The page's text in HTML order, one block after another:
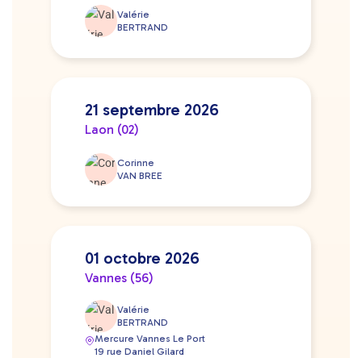
Valérie
BERTRAND
21 septembre 2026
Laon (02)
Corinne
VAN BREE
01 octobre 2026
Vannes (56)
Valérie
BERTRAND
Mercure Vannes Le Port
19 rue Daniel Gilard